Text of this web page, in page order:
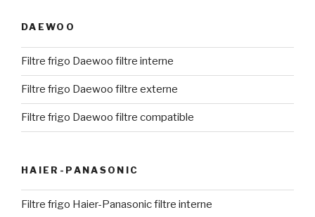
DAEWOO
Filtre frigo Daewoo filtre interne
Filtre frigo Daewoo filtre externe
Filtre frigo Daewoo filtre compatible
HAIER-PANASONIC
Filtre frigo Haier-Panasonic filtre interne